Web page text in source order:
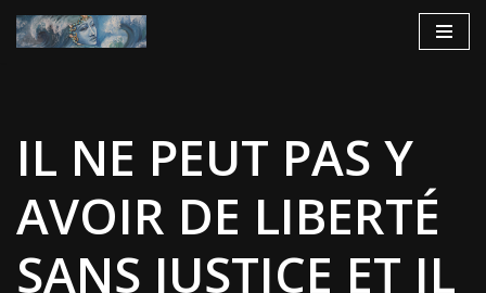
IL NE PEUT PAS Y
AVOIR DE LIBERTÉ
SANS JUSTICE ET IL